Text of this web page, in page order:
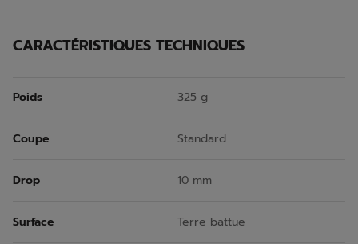
CARACTÉRISTIQUES TECHNIQUES
Poids 325 g
Coupe Standard
Drop 10 mm
Surface Terre battue